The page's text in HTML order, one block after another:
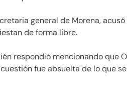
general de Morena,
de forma libre.
respondió mencionando que
fue absuelta de lo que